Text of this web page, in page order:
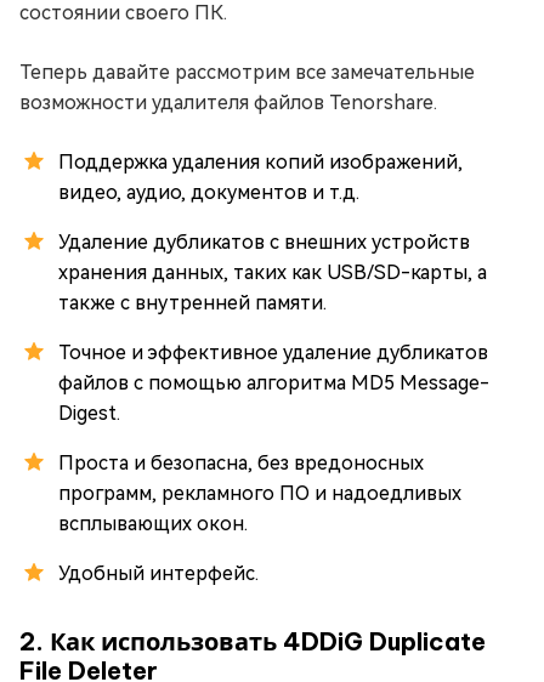
состоянии своего ПК.
Теперь давайте рассмотрим все замечательные
возможности удалителя файлов Tenorshare.
Поддержка удаления копий изображений,
видео, аудио, документов и т.д.
Удаление дубликатов с внешних устройств
хранения данных, таких как USB/SD-карты, а
также с внутренней памяти.
Точное и эффективное удаление дубликатов
файлов с помощью алгоритма MD5 Message-
Digest.
Проста и безопасна, без вредоносных
программ, рекламного ПО и надоедливых
всплывающих окон.
Удобный интерфейс.
2. Как использовать 4DDiG Duplicate
File Deleter